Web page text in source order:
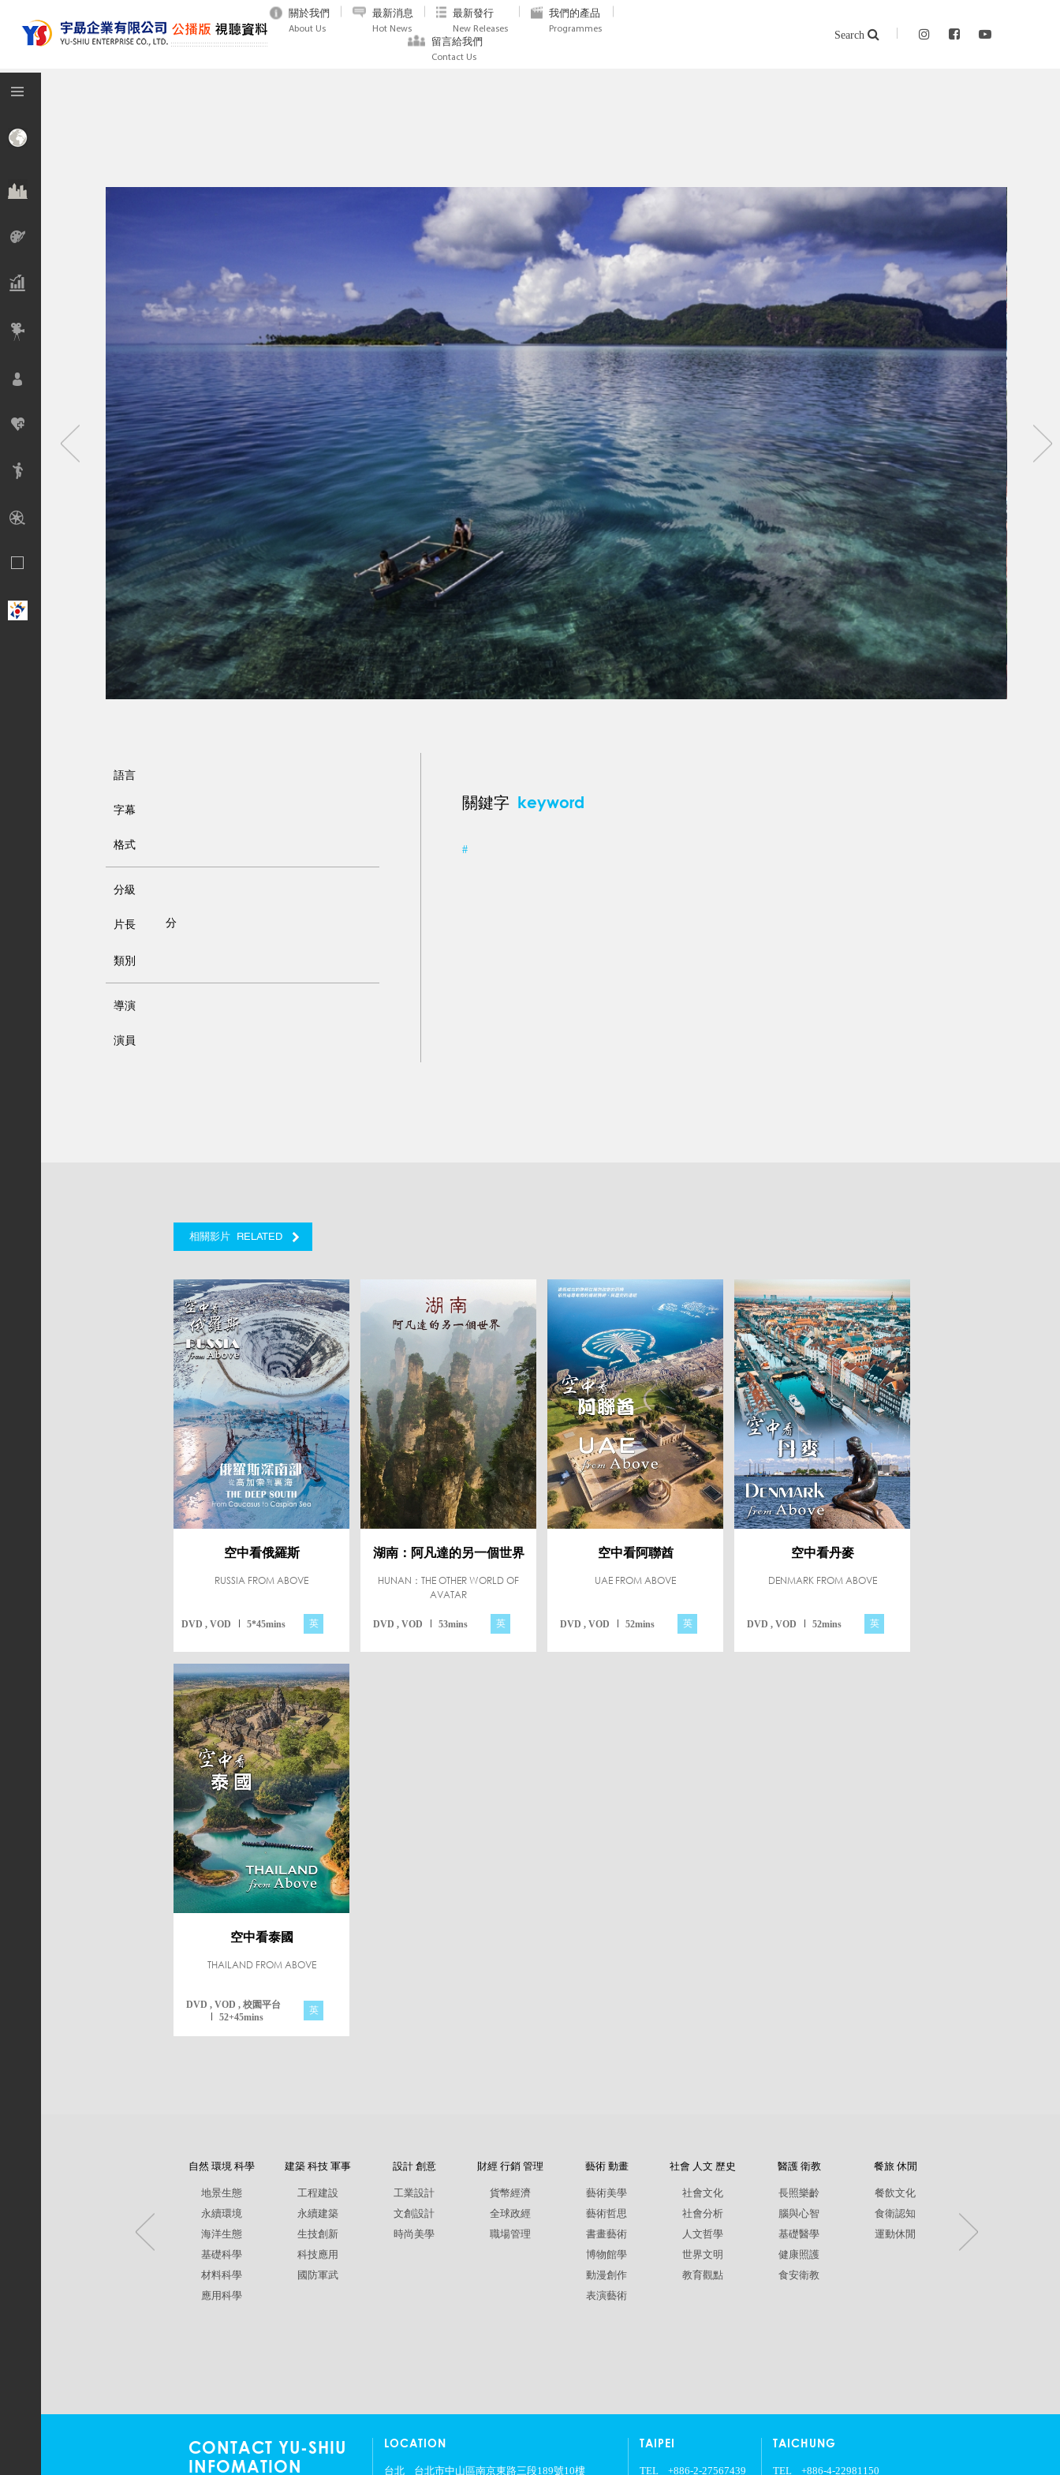
關於我們
About Us
最新消息
Hot News
最新發行
New Releases
我們的產品
Programmes
留言給我們
Contact Us
Search
語言
字幕
格式
分級
片長 分
類別
導演
演員
關鍵字 keyword
#
相關影片 RELATED
空中看俄羅斯
RUSSIA FROM ABOVE
DVD , VOD 5*45mins 英
湖南：阿凡達的另一個世界
HUNAN：THE OTHER WORLD OF
AVATAR
DVD , VOD 53mins 英
空中看阿聯酋
UAE FROM ABOVE
DVD , VOD 52mins 英
空中看丹麥
DENMARK FROM ABOVE
DVD , VOD 52mins 英
空中看泰國
THAILAND FROM ABOVE
DVD , VOD , 校園平台
52+45mins
英
自然 環境 科學
地景生態
永續環境
海洋生態
基礎科學
材料科學
應用科學
建築 科技 軍事
工程建設
永續建築
生技創新
科技應用
國防軍武
設計 創意
工業設計
文創設計
時尚美學
財經 行銷 管理
貨幣經濟
全球政經
職場管理
藝術 動畫
藝術美學
藝術哲思
書畫藝術
博物館學
動漫創作
表演藝術
社會 人文 歷史
社會文化
社會分析
人文哲學
世界文明
教育觀點
醫護 衛教
長照樂齡
腦與心智
基礎醫學
健康照護
食安衛教
餐旅 休閒
餐飲文化
食衛認知
運動休閒
社政人文
CONTACT YU-SHIU
INFOMATION
LOCATION
台北 台北市中山區南京東路三段189號10樓
TAIPEI
TEL +886-2-27567439
TAICHUNG
TEL +886-4-22981150